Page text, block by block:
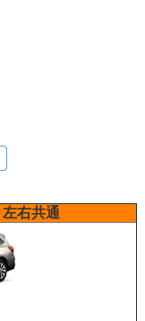
左右共通